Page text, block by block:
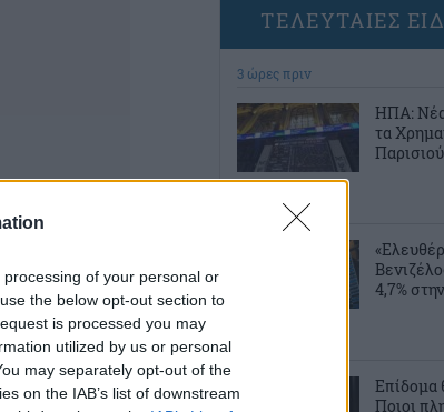
of your personal or
the below opt-out section to
is processed you may
utilized by us or personal
may separately opt-out of the
on the IAB’s list of downstream
ΤΕΛΕΥΤΑΙΕΣ
3 ώρες πριν
ΗΠΑ: Νέα
τα
4 ώρες πριν
4,7%
Επίδομα
Ποιοι